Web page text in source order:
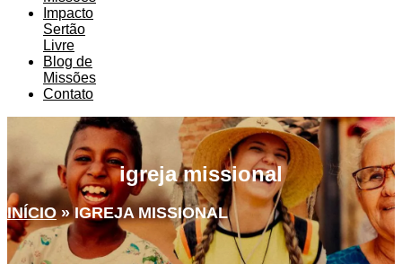
Impacto
Sertão
Livre
Blog de
Missões
Contato
igreja missional
INÍCIO»IGREJA MISSIONAL